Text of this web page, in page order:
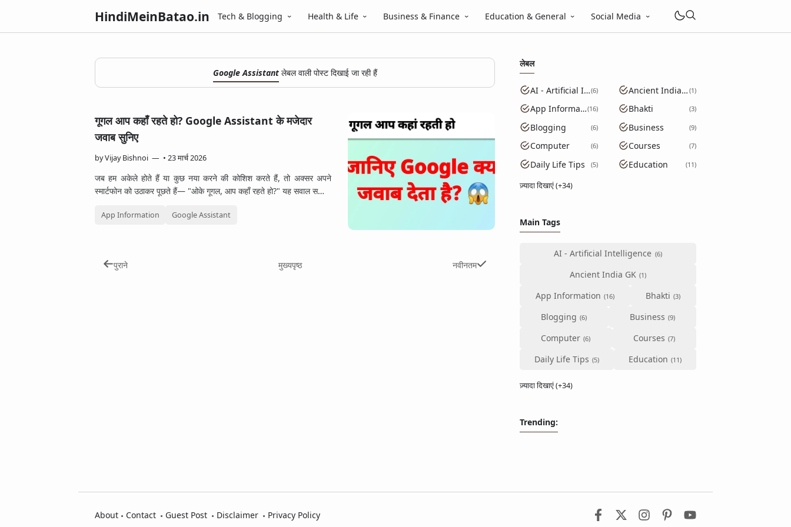
HindiMeinBatao.in Tech & Blogging Health & Life Business & Finance Education & General Social Media
Google Assistantलेबल वाली पोस्ट दिखाई जा रही हैं
गूगल आप कहाँ रहते हो? Google Assistant के मजेदार
जवाब सुनिए
byVijay Bishnoi • 23 मार्च 2026
जब हम अकेले होते हैं या कुछ नया करने की कोशिश करते हैं, तो अक्सर अपने
स्मार्टफोन को उठाकर पूछते हैं— "ओके गूगल, आप कहाँ रहते हो?" यह सवाल स…
App Information Google Assistant
पुराने मुख्यपृष्ठ नवीनतम
लेबल
AI - Artificial Intelligence 6 Ancient India GK 1
App Information 16 Bhakti 3
Blogging 6 Business 9
Computer 6 Courses 7
Daily Life Tips 5 Education 11
ज़्यादा दिखाएं (+34)
Main Tags
AI - Artificial Intelligence
Ancient India GK
App Information
Bhakti
Blogging
Business
Computer
Courses
Daily Life Tips
Education
ज़्यादा दिखाएं (+34)
Trending:
About Contact Guest Post Disclaimer Privacy Policy